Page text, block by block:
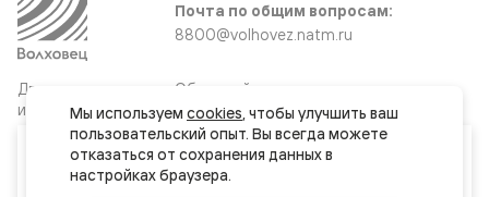
Ваш город
Хабаровск
Двери
и интерьерные
решения
Почта по общим вопросам:
8800@volhovez.natm.ru
Обратный звонок
Сайт не является публичной офертой
Мы используем cookies, чтобы улучшить ваш
пользовательский опыт. Вы всегда можете
отказаться от сохранения данных в